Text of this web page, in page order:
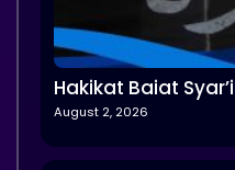
Hakikat Baiat Syar’i
August 2, 2026